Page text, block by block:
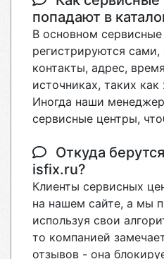
попадают в
В основном
регистрируются
контакты, адрес,
источниках, таких
Иногда наши
сервисные центры,
Откуда
isfix.ru?
Клиенты сервисных
на нашем сайте, а мы
используя свои
то компанией
отзывов - она